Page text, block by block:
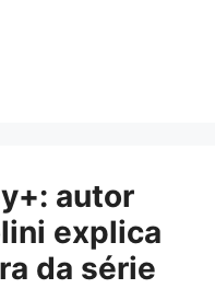
autor
explica
da série